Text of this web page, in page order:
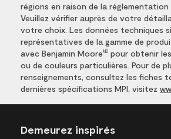
régions en raison de la réglementation
Veuillez vérifier auprès de votre
votre choix. Les données techniques
représentatives de la gamme de
avec Benjamin Moore MD pour obtenir
ou de couleurs particulières. Pour de
renseignements, consultez les fiches
dernières spécifications MPI, visitez
Demeurez inspirés